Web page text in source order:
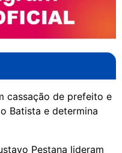
cassação de prefeito e
Batista e determina
Pestana lideram